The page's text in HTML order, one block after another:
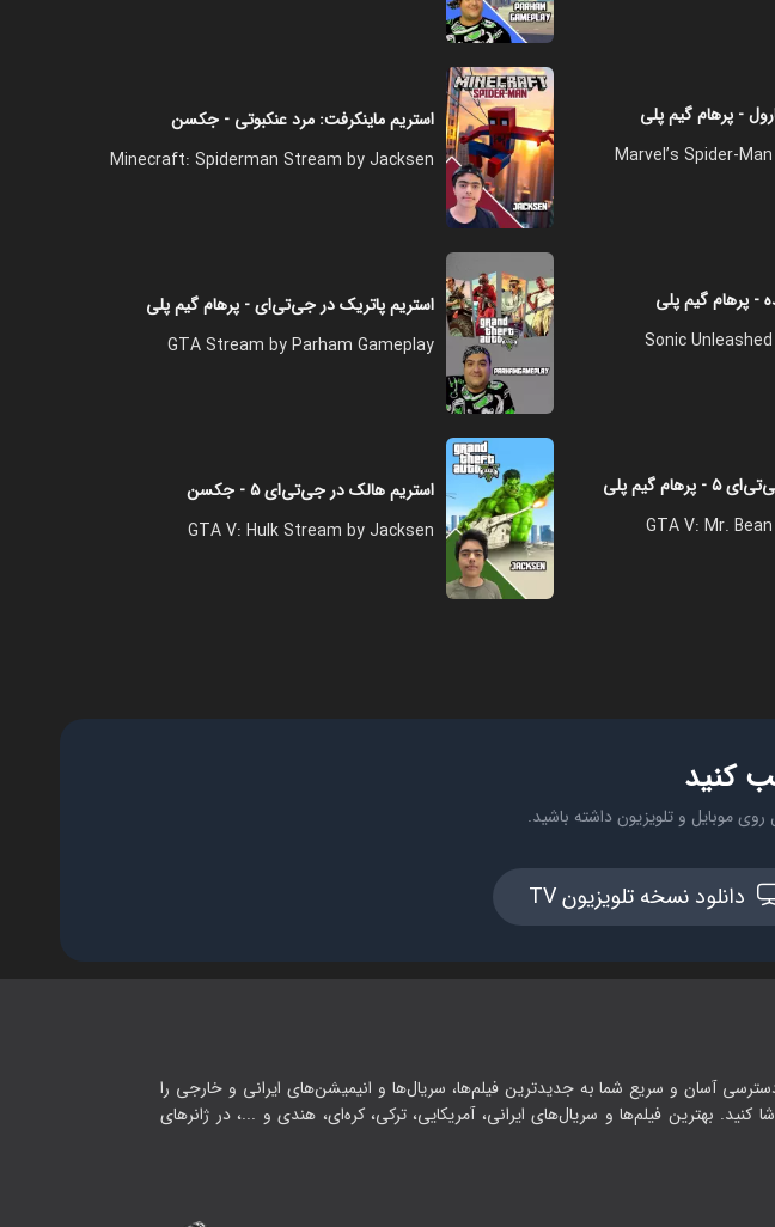
- پرهام گیم پلی
Marvel’s Spider-
استریم ماینکرفت: مرد عنکبوتی - جکسن
Minecraft: Spiderman Stream by Jacksen
- پرهام گیم پلی
Sonic
استریم پاتریک در جی‌تی‌ای - پرهام گیم پلی
GTA Stream by Parham Gameplay
گیم پلی
GTA V: Mr.
استریم هالک در جی‌تی‌ای ۵ - جکسن
GTA V: Hulk Stream by Jacksen
کنید
موبایل و تلویزیون داشته باشید.
دانلود نسخه تلویزیون TV
آسان و سریع شما به جدیدترین فیلم‌ها، سریال‌ها و انیمیشن‌های ایرانی و خارجی را
بهترین فیلم‌ها و سریال‌های ایرانی، آمریکایی، ترکی، کره‌ای، هندی و ...، در ژانرهای